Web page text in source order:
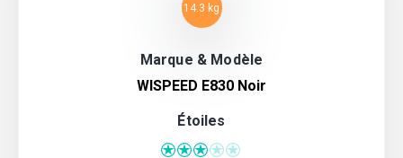
Marque & Modèle
14.3 kg
WISPEED E830 Noir
Étoiles